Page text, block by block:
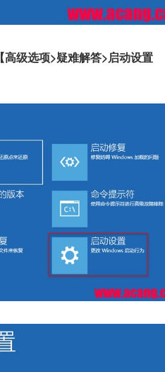
【高级选项>疑难解答>启动设置